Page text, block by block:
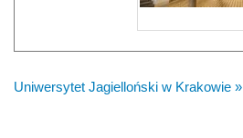
Uniwersytet Jagielloński w Krakowie »